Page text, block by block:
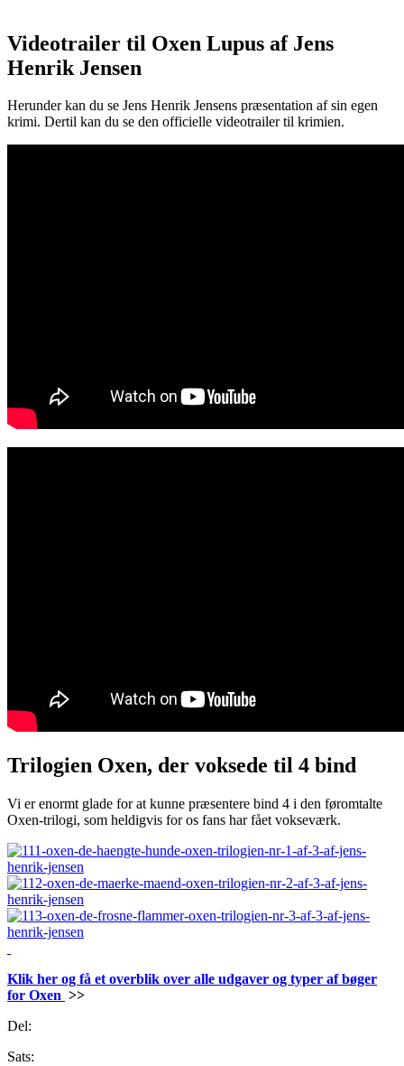
Videotrailer til Oxen Lupus af Jens
Henrik Jensen
Herunder kan du se Jens Henrik Jensens præsentation af sin egen
krimi. Dertil kan du se den officielle videotrailer til krimien.
Trilogien Oxen, der voksede til 4 bind
Vi er enormt glade for at kunne præsentere bind 4 i den føromtalte
Oxen-trilogi, som heldigvis for os fans har fået vokseværk.
Klik her og få et overblik over alle udgaver og typer af bøger
for Oxen >>
Del:
Sats: